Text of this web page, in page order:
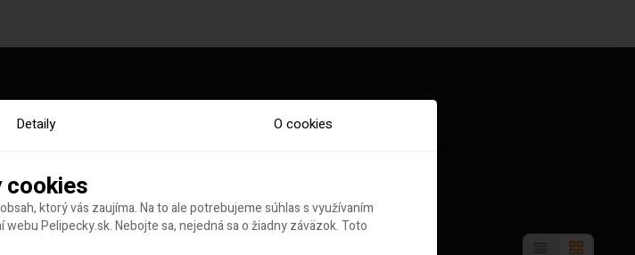
Detaily O cookies
ktorý vás zaujíma. Na to ale potrebujeme súhlas s využívaním
Pelipecky.sk. Nebojte sa, nejedná sa o žiadny záväzok. Toto